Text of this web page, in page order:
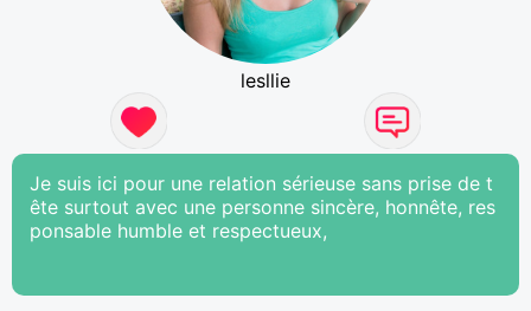
lesllie
Je suis ici pour une relation sérieuse sans prise de t
ête surtout avec une personne sincère, honnête, res
ponsable humble et respectueux,